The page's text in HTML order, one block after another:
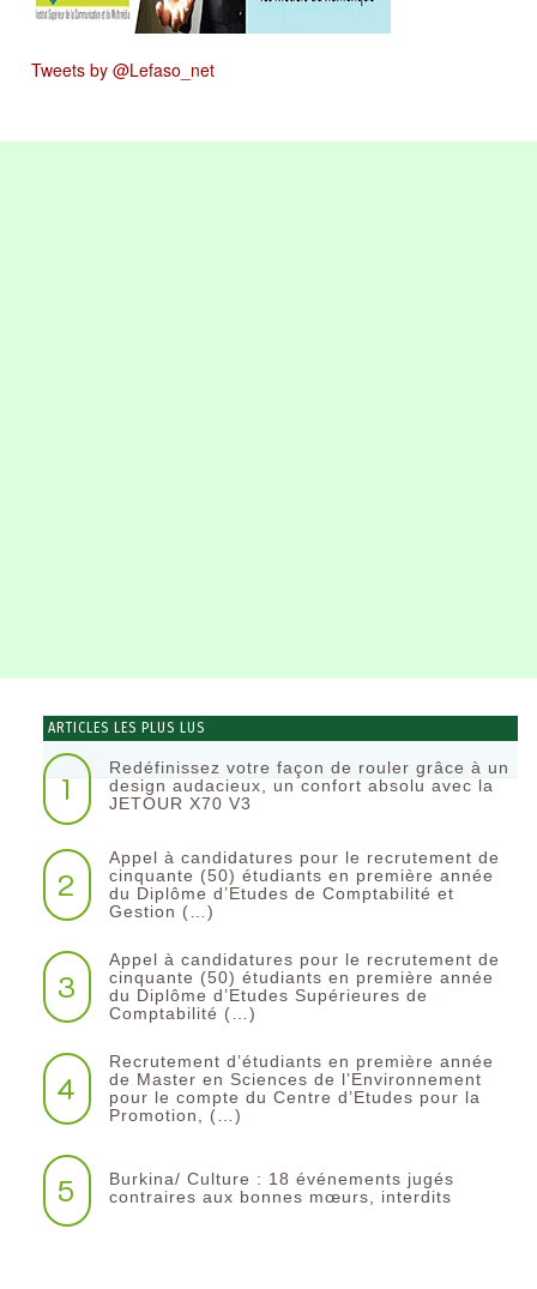
Tweets by @Lefaso_net
ARTICLES LES PLUS LUS
1
Redéfinissez votre façon de rouler grâce à un
design audacieux, un confort absolu avec la
JETOUR X70 V3
2
Appel à candidatures pour le recrutement de
cinquante (50) étudiants en première année
du Diplôme d’Etudes de Comptabilité et
Gestion (…)
3
Appel à candidatures pour le recrutement de
cinquante (50) étudiants en première année
du Diplôme d’Etudes Supérieures de
Comptabilité (…)
4
Recrutement d’étudiants en première année
de Master en Sciences de l’Environnement
pour le compte du Centre d’Etudes pour la
Promotion, (…)
5
Burkina/ Culture : 18 événements jugés
contraires aux bonnes mœurs, interdits